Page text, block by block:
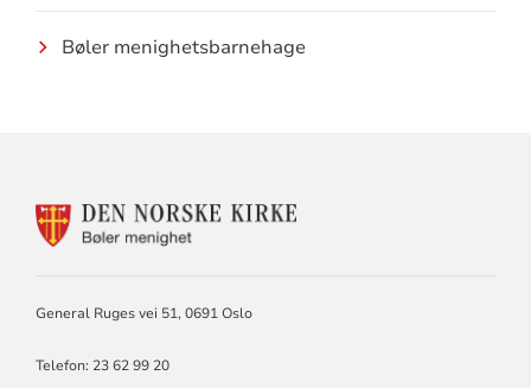
Bøler menighetsbarnehage
KONTAKTINFORMASJON
General Ruges vei 51, 0691 Oslo
Telefon: 23 62 99 20